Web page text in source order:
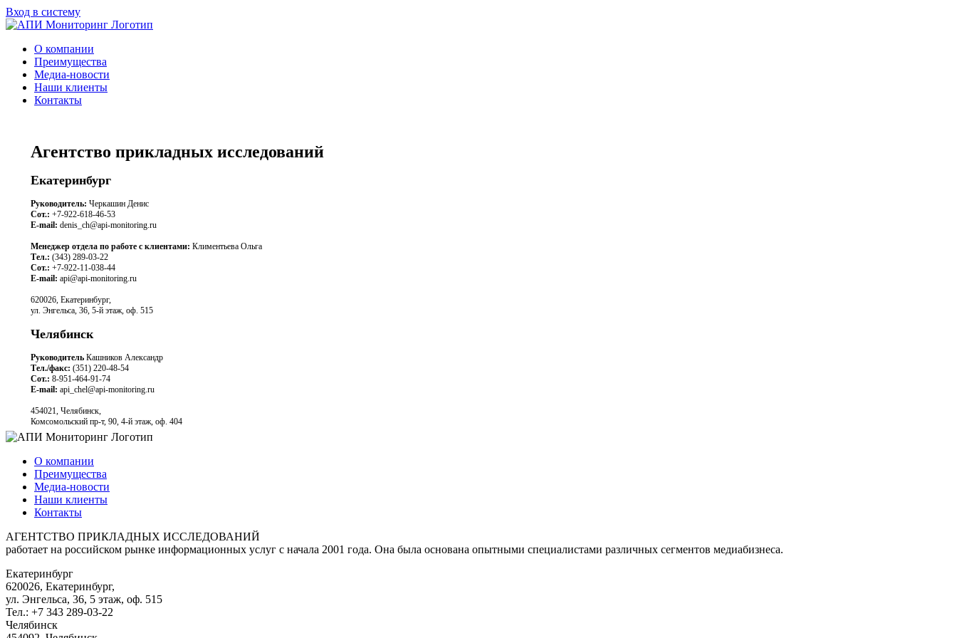
Вход в систему
О компании
Преимущества
Медиа-новости
Наши клиенты
Контакты
Агентство прикладных исследований
Екатеринбург
Руководитель: Черкашин Денис
Сот.: +7-922-618-46-53
E-mail: denis_ch@api-monitoring.ru
Менеджер отдела по работе с клиентами: Климентьева Ольга
Тел.: (343) 289-03-22
Сот.: +7-922-11-038-44
E-mail: api@api-monitoring.ru
620026, Екатеринбург,
ул. Энгельса, 36, 5-й этаж, оф. 515
Челябинск
Руководитель Кашников Александр
Тел./факс: (351) 220-48-54
Сот.: 8-951-464-91-74
E-mail: api_chel@api-monitoring.ru
454021, Челябинск,
Комсомольский пр-т, 90, 4-й этаж, оф. 404
О компании
Преимущества
Медиа-новости
Наши клиенты
Контакты
АГЕНТСТВО ПРИКЛАДНЫХ ИССЛЕДОВАНИЙ
работает на российском рынке информационных услуг с начала 2001 года. Она была основана опытными специалистами различных сегментов медиабизнеса.
Екатеринбург
620026, Екатеринбург,
ул. Энгельса, 36, 5 этаж, оф. 515
Тел.: +7 343 289-03-22
Челябинск